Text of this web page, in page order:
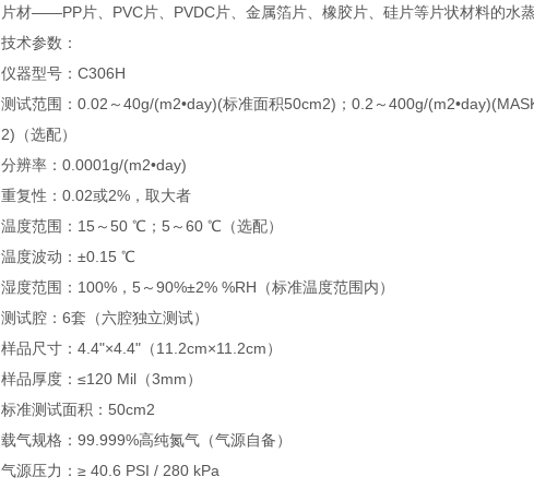
片材——PP片、PVC片、PVDC片、金属箔片、橡胶片、硅片等片状材料的水蒸
技术参数：
仪器型号：C306H
测试范围：0.02～40g/(m2•day)(标准面积50cm2)；0.2～400g/
2)（选配）
分辨率：0.0001g/(m2•day)
重复性：0.02或2%，取大者
温度范围：15～50 ℃；5～60 ℃（选配）
温度波动：±0.15 ℃
湿度范围：100%，5～90%±2% %RH（标准温度范围内）
测试腔：6套（六腔独立测试）
样品尺寸：4.4"×4.4"（11.2cm×11.2cm）
样品厚度：≤120 Mil（3mm）
标准测试面积：50cm2
载气规格：99.999%高纯氮气（气源自备）
气源压力：≥ 40.6 PSI / 280 kPa